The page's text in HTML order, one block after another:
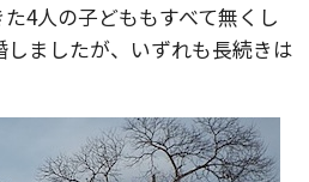
4人の子どももすべて無くし
ましたが、いずれも長続きは